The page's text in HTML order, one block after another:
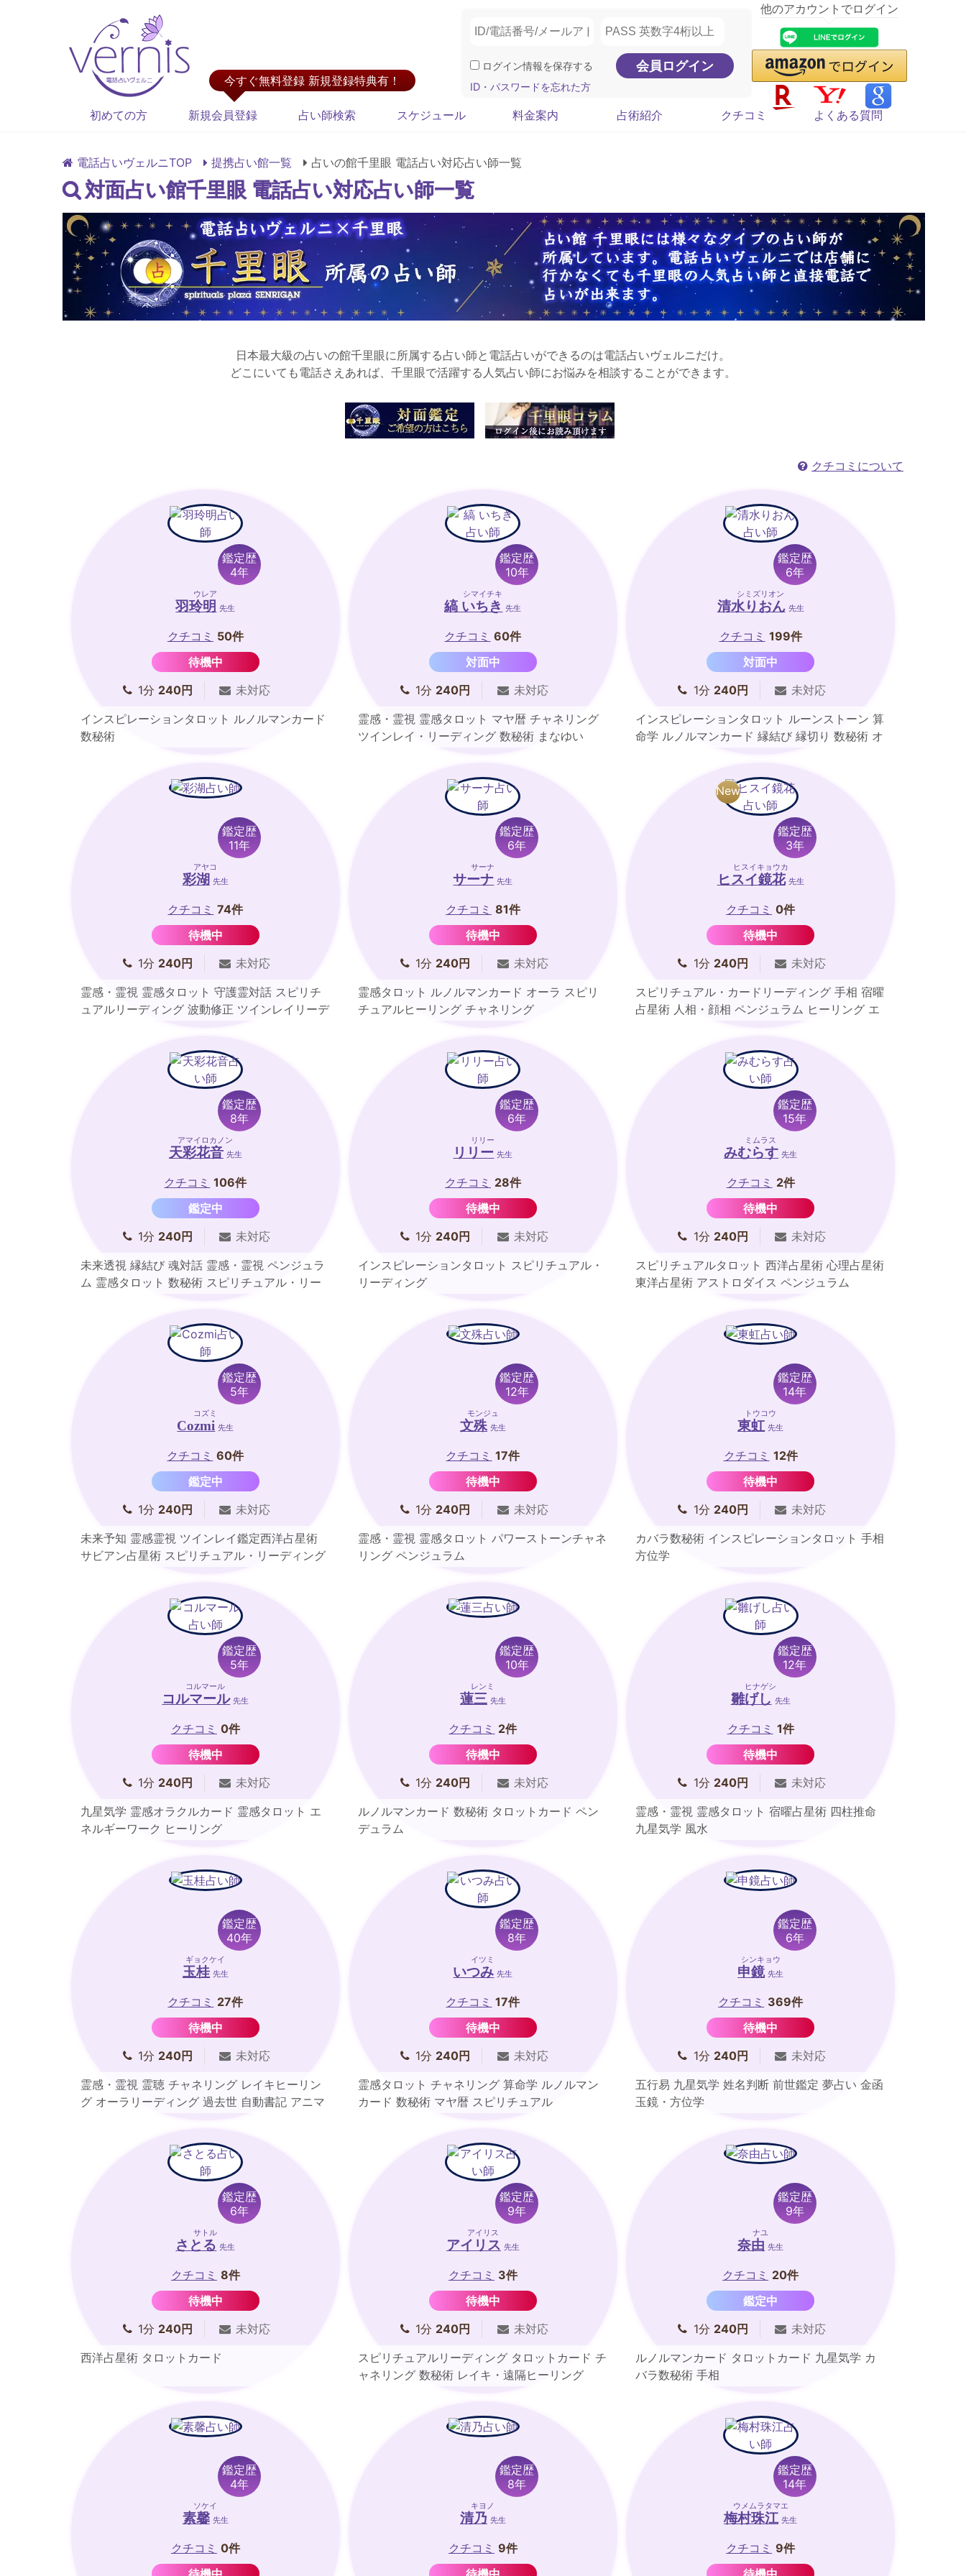
今すぐ無料登録 新規登録特典有！
ログイン情報を保存する
ID・パスワードを忘れた方
他のアカウントでログイン
初めての方 新規会員登録 占い師検索 スケジュール 料金案内 占術紹介 クチコミ よくある質問
電話占いヴェルニTOP 提携占い館一覧 占いの館千里眼 電話占い対応占い師一覧
対面占い館千里眼 電話占い対応占い師一覧
日本最大級の占いの館千里眼に所属する占い師と電話占いができるのは電話占いヴェルニだけ。
どこにいても電話さえあれば、千里眼で活躍する人気占い師にお悩みを相談することができます。
クチコミについて
鑑定歴
4年
ウレア
羽玲明 先生
クチコミ 50件
待機中
1分 240円
未対応
インスピレーションタロット ルノルマンカード
数秘術
鑑定歴
10年
シマイチキ
縞 いちき 先生
クチコミ 60件
対面中
1分 240円
未対応
霊感・霊視 霊感タロット マヤ暦 チャネリング
ツインレイ・リーディング 数秘術 まなゆい
鑑定歴
6年
シミズリオン
清水りおん 先生
クチコミ 199件
対面中
1分 240円
未対応
インスピレーションタロット ルーンストーン 算
命学 ルノルマンカード 縁結び 縁切り 数秘術 オ
鑑定歴
11年
アヤコ
彩湖 先生
クチコミ 74件
待機中
1分 240円
未対応
霊感・霊視 霊感タロット 守護霊対話 スピリチ
ュアルリーディング 波動修正 ツインレイリーデ
鑑定歴
6年
サーナ
サーナ 先生
クチコミ 81件
待機中
1分 240円
未対応
霊感タロット ルノルマンカード オーラ スピリ
チュアルヒーリング チャネリング
鑑定歴
3年
New
ヒスイキョウカ
ヒスイ鏡花 先生
クチコミ 0件
待機中
1分 240円
未対応
スピリチュアル・カードリーディング 手相 宿曜
占星術 人相・顔相 ペンジュラム ヒーリング エ
鑑定歴
8年
アマイロカノン
天彩花音 先生
クチコミ 106件
鑑定中
1分 240円
未対応
未来透視 縁結び 魂対話 霊感・霊視 ペンジュラ
ム 霊感タロット 数秘術 スピリチュアル・リー
鑑定歴
6年
リリー
リリー 先生
クチコミ 28件
待機中
1分 240円
未対応
インスピレーションタロット スピリチュアル・
リーディング
鑑定歴
15年
ミムラス
みむらす 先生
クチコミ 2件
待機中
1分 240円
未対応
スピリチュアルタロット 西洋占星術 心理占星術
東洋占星術 アストロダイス ペンジュラム
鑑定歴
5年
コズミ
Cozmi 先生
クチコミ 60件
鑑定中
1分 240円
未対応
未来予知 霊感霊視 ツインレイ鑑定西洋占星術
サビアン占星術 スピリチュアル・リーディング
鑑定歴
12年
モンジュ
文殊 先生
クチコミ 17件
待機中
1分 240円
未対応
霊感・霊視 霊感タロット パワーストーンチャネ
リング ペンジュラム
鑑定歴
14年
トウコウ
東虹 先生
クチコミ 12件
待機中
1分 240円
未対応
カバラ数秘術 インスピレーションタロット 手相
方位学
鑑定歴
5年
コルマール
コルマール 先生
クチコミ 0件
待機中
1分 240円
未対応
九星気学 霊感オラクルカード 霊感タロット エ
ネルギーワーク ヒーリング
鑑定歴
10年
レンミ
蓮三 先生
クチコミ 2件
待機中
1分 240円
未対応
ルノルマンカード 数秘術 タロットカード ペン
デュラム
鑑定歴
12年
ヒナゲシ
雛げし 先生
クチコミ 1件
待機中
1分 240円
未対応
霊感・霊視 霊感タロット 宿曜占星術 四柱推命
九星気学 風水
鑑定歴
40年
ギョクケイ
玉桂 先生
クチコミ 27件
待機中
1分 240円
未対応
霊感・霊視 霊聴 チャネリング レイキヒーリン
グ オーラリーディング 過去世 自動書記 アニマ
鑑定歴
8年
イツミ
いつみ 先生
クチコミ 17件
待機中
1分 240円
未対応
霊感タロット チャネリング 算命学 ルノルマン
カード 数秘術 マヤ暦 スピリチュアル
鑑定歴
6年
シンキョウ
申鏡 先生
クチコミ 369件
待機中
1分 240円
未対応
五行易 九星気学 姓名判断 前世鑑定 夢占い 金函
玉鏡・方位学
鑑定歴
6年
サトル
さとる 先生
クチコミ 8件
待機中
1分 240円
未対応
西洋占星術 タロットカード
鑑定歴
9年
アイリス
アイリス 先生
クチコミ 3件
待機中
1分 240円
未対応
スピリチュアルリーディング タロットカード チ
ャネリング 数秘術 レイキ・遠隔ヒーリング
鑑定歴
9年
ナユ
奈由 先生
クチコミ 20件
鑑定中
1分 240円
未対応
ルノルマンカード タロットカード 九星気学 カ
バラ数秘術 手相
鑑定歴
4年
ソケイ
素馨 先生
クチコミ 0件
鑑定歴
8年
キヨノ
清乃 先生
クチコミ 9件
鑑定歴
14年
ウメムラタマエ
梅村珠江 先生
クチコミ 9件